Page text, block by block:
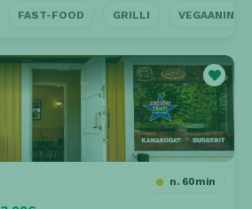
FAST-FOOD GRILLI VEGAANINEN
n. 60min